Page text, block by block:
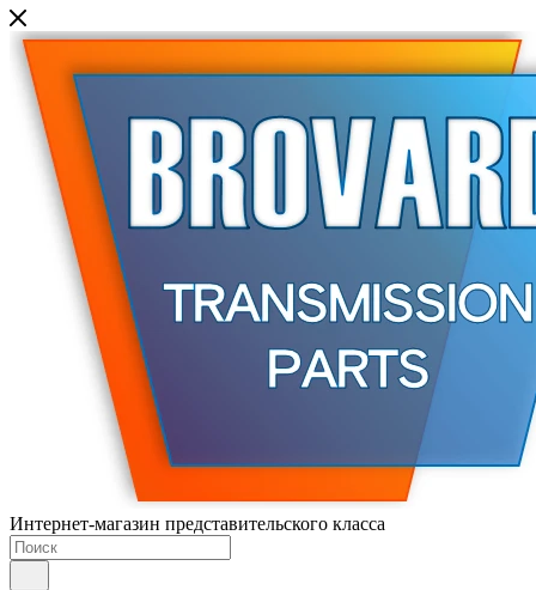
Интернет-магазин представительского класса